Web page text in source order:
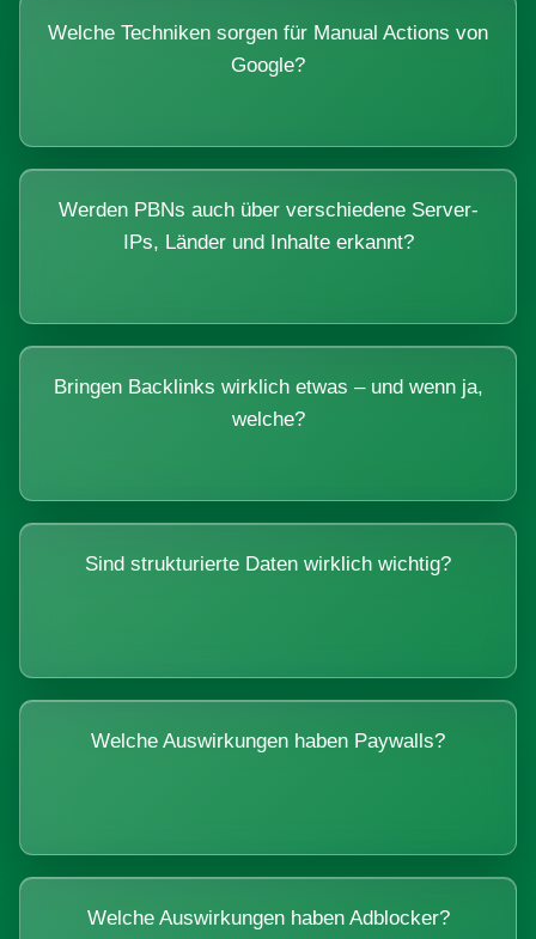
Welche Techniken sorgen für Manual Actions von
Google?
Werden PBNs auch über verschiedene Server-
IPs, Länder und Inhalte erkannt?
Bringen Backlinks wirklich etwas – und wenn ja,
welche?
Sind strukturierte Daten wirklich wichtig?
Welche Auswirkungen haben Paywalls?
Welche Auswirkungen haben Adblocker?